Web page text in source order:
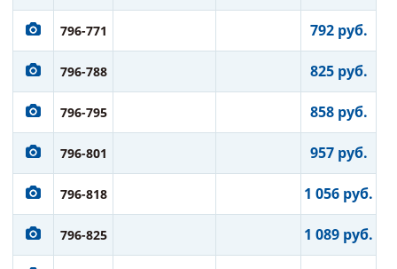
796-771 792 руб.
796-788 825 руб.
796-795 858 руб.
796-801 957 руб.
796-818 1 056 руб.
796-825 1 089 руб.